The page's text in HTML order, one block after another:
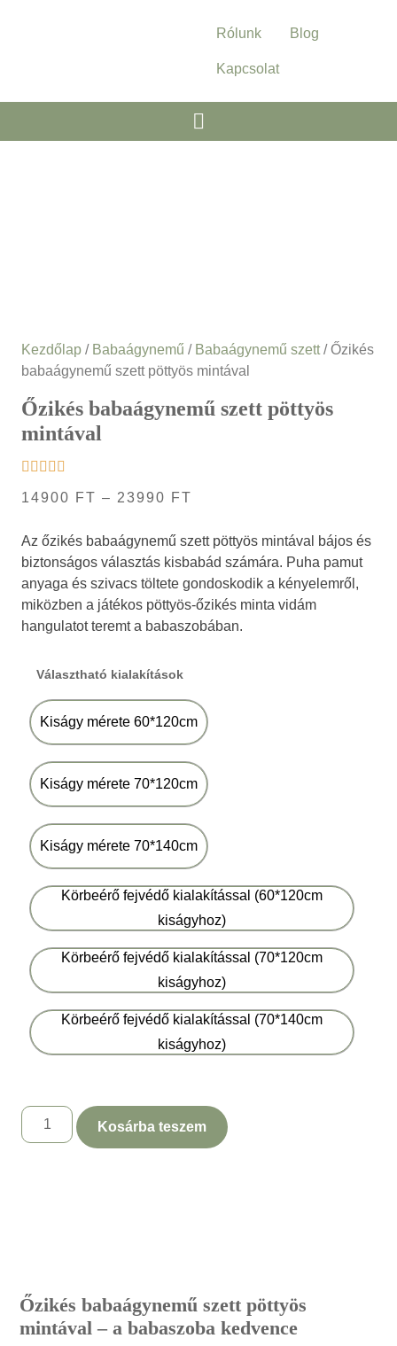
Rólunk Blog
Kapcsolat
Kezdőlap / Babaágynemű / Babaágynemű szett/ Őzikés
babaágynemű szett pöttyös mintával
Őzikés babaágynemű szett pöttyös
mintával
14900 FT – 23990 FT
Az őzikés babaágynemű szett pöttyös mintával bájos és
biztonságos választás kisbabád számára. Puha pamut
anyaga és szivacs töltete gondoskodik a kényelemről,
miközben a játékos pöttyös-őzikés minta vidám
hangulatot teremt a babaszobában.
Választható kialakítások
Kiságy mérete 60*120cm
Kiságy mérete 70*120cm
Kiságy mérete 70*140cm
Körbeérő fejvédő kialakítással (60*120cm
kiságyhoz)
Körbeérő fejvédő kialakítással (70*120cm
kiságyhoz)
Körbeérő fejvédő kialakítással (70*140cm
kiságyhoz)
Kosárba teszem
Őzikés babaágynemű szett pöttyös
mintával – a babaszoba kedvence